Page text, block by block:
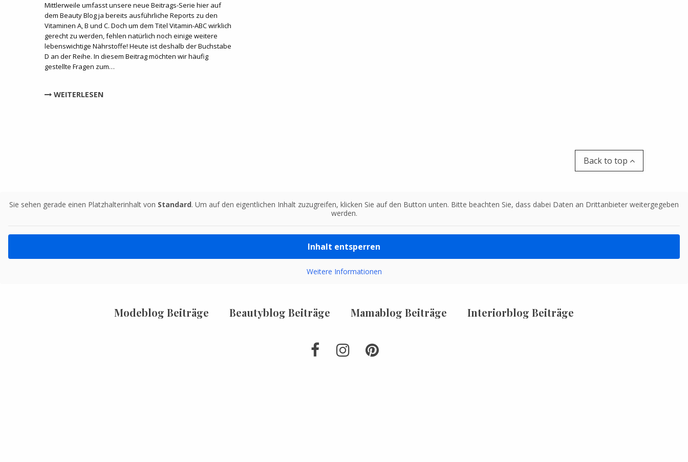
Mittlerweile umfasst unsere neue Beitrags-Serie hier auf
dem Beauty Blog ja bereits ausführliche Reports zu den
Vitaminen A, B und C. Doch um dem Titel Vitamin-ABC wirklich
gerecht zu werden, fehlen natürlich noch einige weitere
lebenswichtige Nährstoffe! Heute ist deshalb der Buchstabe
D an der Reihe. In diesem Beitrag möchten wir häufig
gestellte Fragen zum…
WEITERLESEN
Back to top
Sie sehen gerade einen Platzhalterinhalt von Standard. Um auf den eigentlichen Inhalt zuzugreifen, klicken Sie auf den Button unten. Bitte beachten Sie, dass dabei Daten an Drittanbieter weitergegeben
werden.
Inhalt entsperren
Weitere Informationen
Modeblog Beiträge Beautyblog Beiträge Mamablog Beiträge Interiorblog Beiträge